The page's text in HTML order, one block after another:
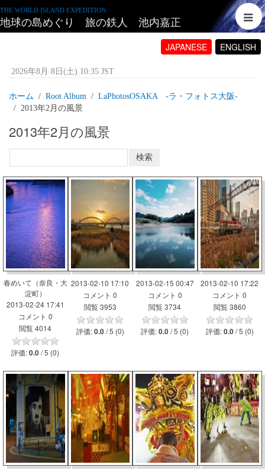
THE WORLD ISLAND EXPEDITION
地球の島めぐり 旅の鉄人 池内嘉正
JAPANESE ENGLISH
2026年8月 8日(土) 10:35 JST
ホーム Root Album
LaPhotosOSAKA -ラ・フォトス大阪‐
2013年2月の風景
2013年2月の風景
春めいて（奈良・大
淀町）
2013-02-24 17:41
コメント 0
閲覧 4014
評価:0.0 / 5 (0)
2013-02-10 17:10
コメント 0
閲覧 3953
評価:0.0 / 5 (0)
2013-02-15 00:47
コメント 0
閲覧 3734
評価:0.0 / 5 (0)
2013-02-10 17:22
コメント 0
閲覧 3860
評価:0.0 / 5 (0)